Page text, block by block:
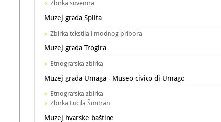
Zbirka suvenira
Muzej grada Splita
Zbirka tekstila i modnog pribora
Muzej grada Trogira
Etnografska zbirka
Muzej grada Umaga - Museo civico di Umago
Etnografska zbirka
Zbirka Lucila Šmitran
Muzej hvarske baštine